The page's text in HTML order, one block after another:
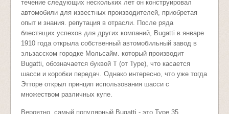
течение следующих нескольких лет он конструировал
автомобили для известных производителей, приобретая
опыт и знания. репутация в отрасли. После ряда
блестящих успехов для других компаний, Bugatti в январе
1910 года открыла собственный автомобильный завод в
эльзасском городке Мольсайм. который производит
Bugatti, обозначается буквой T (от Type), что касается
шасси и коробки передач. Однако интересно, что уже тогда
Этторе открыл принцип использования шасси с
множеством различных купе.
Вероятно, самый популярный Bugatti - это Type 35,